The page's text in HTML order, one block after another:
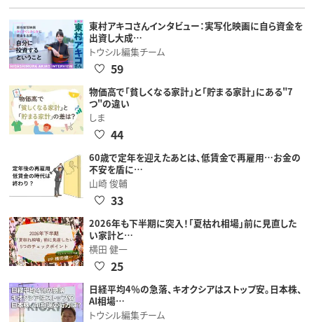
東村アキコさんインタビュー：実写化映画に自ら資金を
出資し大成…
トウシル編集チーム
59
物価高で「貧しくなる家計」と「貯まる家計」にある"7
つ"の違い
しま
44
60歳で定年を迎えたあとは、低賃金で再雇用…お金の
不安を盾に…
山崎 俊輔
33
2026年も下半期に突入！「夏枯れ相場」前に見直した
い家計と…
横田 健一
25
日経平均4％の急落、キオクシアはストップ安。日本株、
AI相場…
トウシル編集チーム